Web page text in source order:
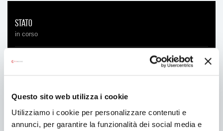
Questo sito web utilizza i cookie
Utilizziamo i cookie per personalizzare contenuti e
annunci, per garantire la funzionalità dei social media e
Stato
in corso
Regia
Produzione
COMPAGNIA LEONE CINEMATOGRAFICA